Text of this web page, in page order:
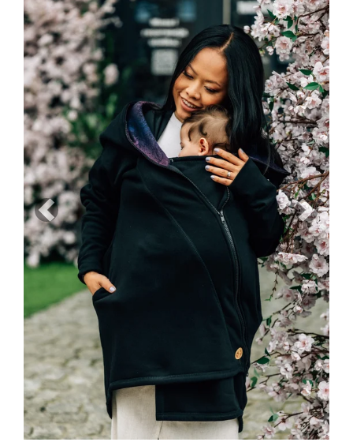
Previous Next